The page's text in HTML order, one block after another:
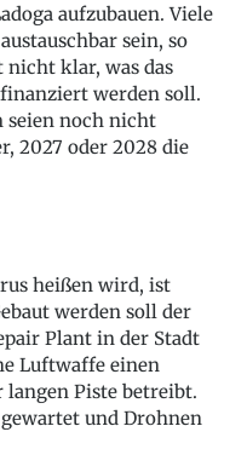
aufzubauen. Viele
sein, so
klar, was das
werden soll.
seien noch nicht
2027 oder 2028 die
heißen wird, ist
werden soll der
Plant in der Stadt
Luftwaffe einen
Piste betreibt.
und Drohnen